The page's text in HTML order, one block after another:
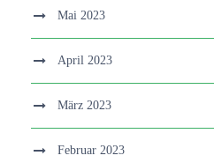
Mai 2023
April 2023
März 2023
Februar 2023